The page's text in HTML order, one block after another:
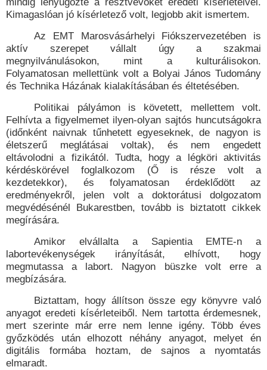
Kimagaslóan jó kísérletező volt, legjobb akit ismertem.
Az EMT Marosvásárhelyi Fiókszervezetében is
aktív szerepet vállalt úgy a szakmai
megnyilvánulásokon, mint a kulturálisokon.
Folyamatosan mellettünk volt a Bolyai János Tudomány
és Technika Házának kialakításában és éltetésében.
Politikai pályámon is követett, mellettem volt.
Felhívta a figyelmemet ilyen-olyan sajtós huncutságokra
(időnként naivnak tűnhetett egyeseknek, de nagyon is
életszerű meglátásai voltak), és nem engedett
eltávolodni a fizikától. Tudta, hogy a légköri aktivitás
kérdéskörével foglalkozom (Ő is része volt a
kezdetekkor), és folyamatosan érdeklődött az
eredményekről, jelen volt a doktorátusi dolgozatom
megvédésénél Bukarestben, tovább is biztatott cikkek
megírására.
Amikor elvállalta a Sapientia EMTE-n a
labortevékenységek irányítását, elhívott, hogy
megmutassa a labort. Nagyon büszke volt erre a
megbízására.
Biztattam, hogy állítson össze egy könyvre való
anyagot eredeti kísérleteiből. Nem tartotta érdemesnek,
mert szerinte már erre nem lenne igény. Több éves
győzködés után elhozott néhány anyagot, melyet én
digitális formába hoztam, de sajnos a nyomtatás
elmaradt.